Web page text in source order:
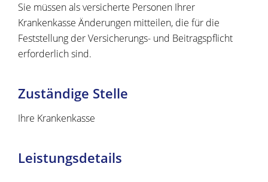
Sie müssen als versicherte Personen Ihrer
Krankenkasse Änderungen mitteilen, die für die
Feststellung der Versicherungs- und Beitragspflicht
erforderlich sind.
Zuständige Stelle
Ihre Krankenkasse
Leistungsdetails